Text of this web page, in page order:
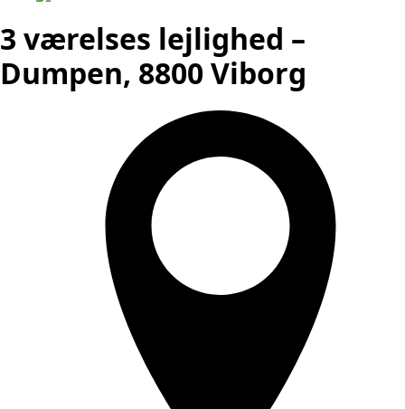
3 værelses lejlighed –
Dumpen, 8800 Viborg